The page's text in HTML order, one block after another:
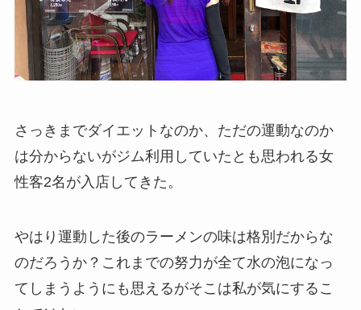
さっきまでダイエットなのか、ただの運動なのか
は分からないがジム利用していたとも思われる女
性客2名が入店してきた。
やはり運動した後のラーメンの味は格別だからな
のだろうか？これまでの努力が全て水の泡になっ
てしまうようにも思えるがそこは私が気にするこ